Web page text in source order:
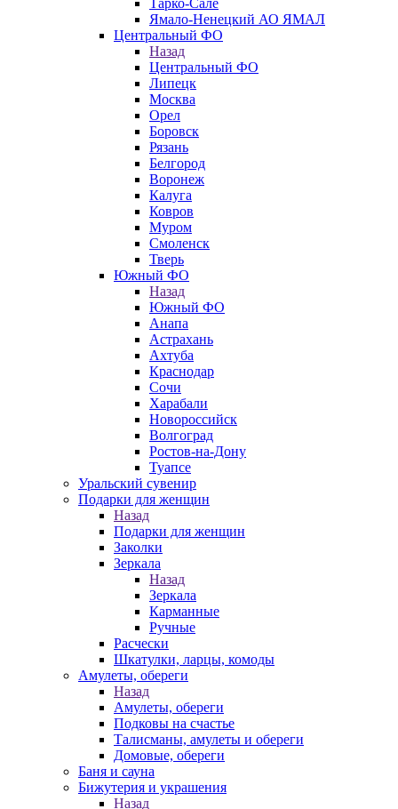
Тарко-Сале
Ямало-Ненецкий АО ЯМАЛ
Центральный ФО
Назад
Центральный ФО
Липецк
Москва
Орел
Боровск
Рязань
Белгород
Воронеж
Калуга
Ковров
Муром
Смоленск
Тверь
Южный ФО
Назад
Южный ФО
Анапа
Астрахань
Ахтуба
Краснодар
Сочи
Харабали
Новороссийск
Волгоград
Ростов-на-Дону
Туапсе
Уральский сувенир
Подарки для женщин
Назад
Подарки для женщин
Заколки
Зеркала
Назад
Зеркала
Карманные
Ручные
Расчески
Шкатулки, ларцы, комоды
Амулеты, обереги
Назад
Амулеты, обереги
Подковы на счастье
Талисманы, амулеты и обереги
Домовые, обереги
Баня и сауна
Бижутерия и украшения
Назад